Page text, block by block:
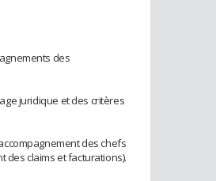
des
juridique et des critères
des chefs
des claims et facturations).